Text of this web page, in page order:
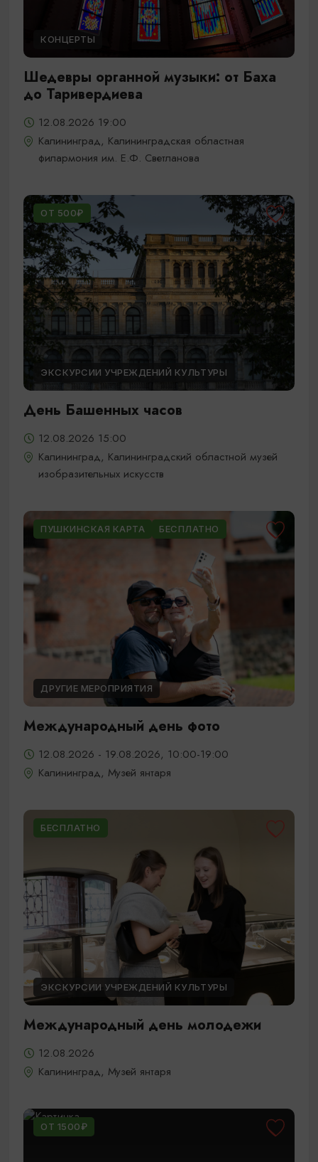
КОНЦЕРТЫ
Шедевры органной музыки: от Баха
до Таривердиева
12.08.2026 19:00
Калининград, Калининградская областная
филармония им. Е.Ф. Светланова
ОТ 500₽
ЭКСКУРСИИ УЧРЕЖДЕНИЙ КУЛЬТУРЫ
День Башенных часов
12.08.2026 15:00
Калининград, Калининградский областной музей
изобразительных искусств
ПУШКИНСКАЯ КАРТА БЕСПЛАТНО
ДРУГИЕ МЕРОПРИЯТИЯ
Международный день фото
12.08.2026 - 19.08.2026, 10:00-19:00
Калининград, Музей янтаря
БЕСПЛАТНО
ЭКСКУРСИИ УЧРЕЖДЕНИЙ КУЛЬТУРЫ
Международный день молодежи
12.08.2026
Калининград, Музей янтаря
ОТ 1500₽